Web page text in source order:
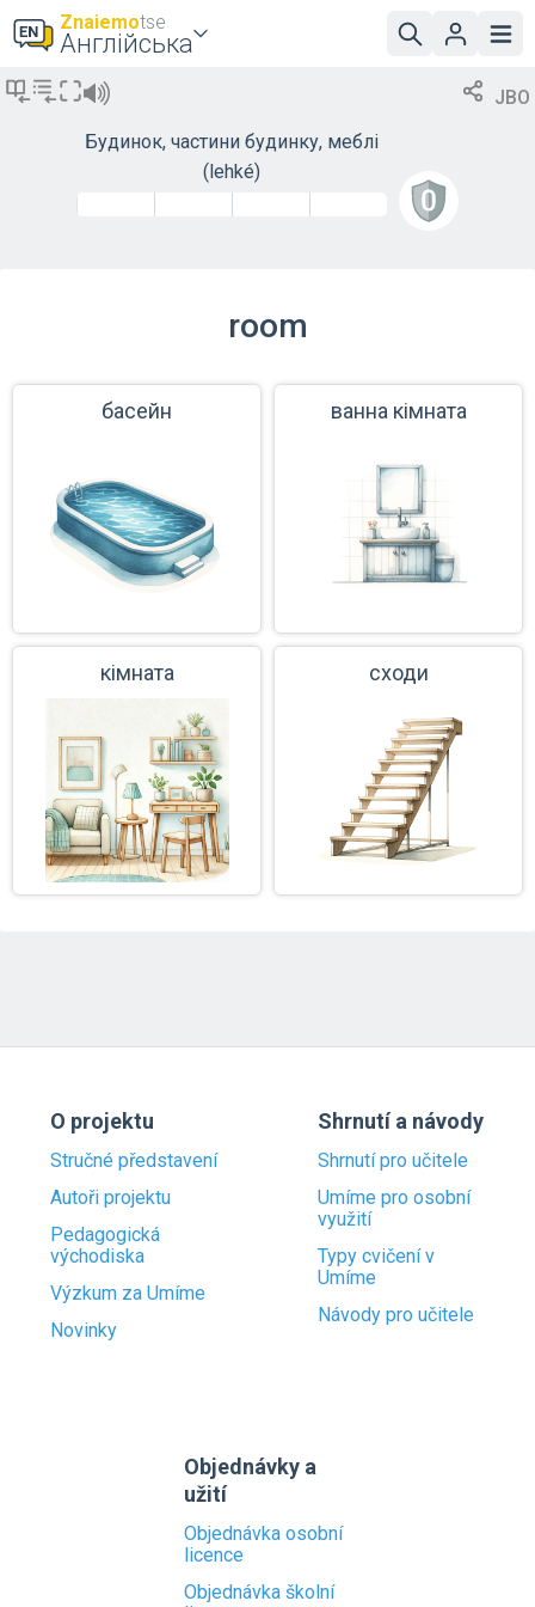
Znaiemotse
Англійська
JBO
Будинок, частини будинку, меблі
(lehké)
room
басейн ванна кімната
кімната сходи
O projektu
Stručné představení
Autoři projektu
Pedagogická
východiska
Výzkum za Umíme
Novinky
Shrnutí a návody
Shrnutí pro učitele
Umíme pro osobní
využití
Typy cvičení v
Umíme
Návody pro učitele
Objednávky a
užití
Objednávka osobní
licence
Objednávka školní